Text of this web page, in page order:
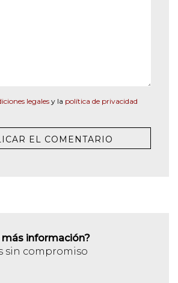
legales y la política de privacidad
más información?
sin compromiso